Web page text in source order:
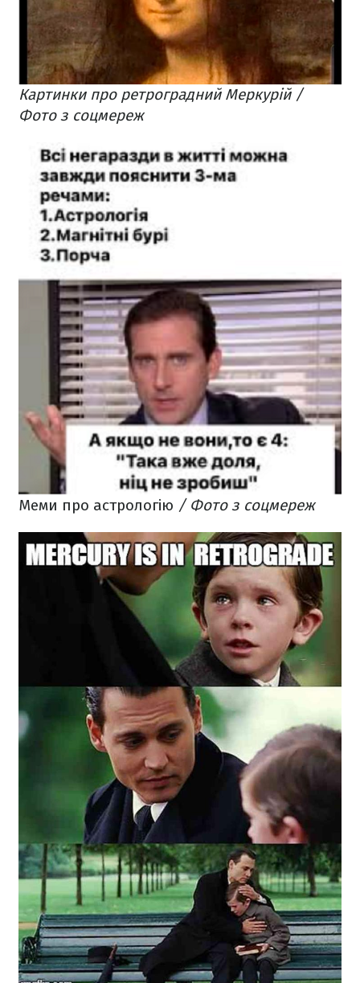
Картинки про ретроградний Меркурій /
Фото з соцмереж
Меми про астрологію / Фото з соцмереж